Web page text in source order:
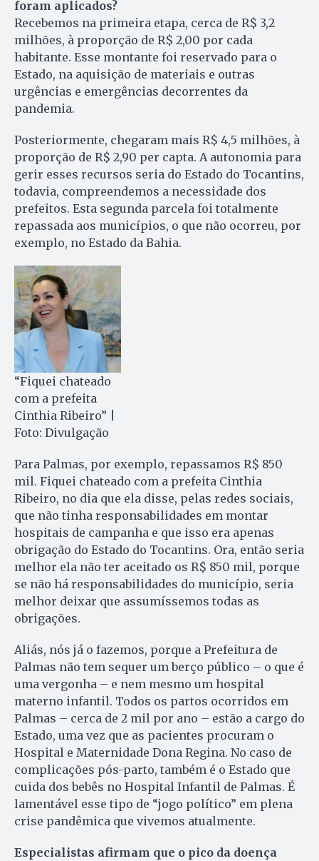
foram aplicados?
Recebemos na primeira etapa, cerca de R$ 3,2
milhões, à proporção de R$ 2,00 por cada
habitante. Esse montante foi reservado para o
Estado, na aquisição de materiais e outras
urgências e emergências decorrentes da
pandemia.
Posteriormente, chegaram mais R$ 4,5 milhões, à
proporção de R$ 2,90 per capta. A autonomia para
gerir esses recursos seria do Estado do Tocantins,
todavia, compreendemos a necessidade dos
prefeitos. Esta segunda parcela foi totalmente
repassada aos municípios, o que não ocorreu, por
exemplo, no Estado da Bahia.
“Fiquei chateado
com a prefeita
Cinthia Ribeiro” |
Foto: Divulgação
Para Palmas, por exemplo, repassamos R$ 850
mil. Fiquei chateado com a prefeita Cinthia
Ribeiro, no dia que ela disse, pelas redes sociais,
que não tinha responsabilidades em montar
hospitais de campanha e que isso era apenas
obrigação do Estado do Tocantins. Ora, então seria
melhor ela não ter aceitado os R$ 850 mil, porque
se não há responsabilidades do município, seria
melhor deixar que assumíssemos todas as
obrigações.
Aliás, nós já o fazemos, porque a Prefeitura de
Palmas não tem sequer um berço público – o que é
uma vergonha – e nem mesmo um hospital
materno infantil. Todos os partos ocorridos em
Palmas – cerca de 2 mil por ano – estão a cargo do
Estado, uma vez que as pacientes procuram o
Hospital e Maternidade Dona Regina. No caso de
complicações pós-parto, também é o Estado que
cuida dos bebês no Hospital Infantil de Palmas. É
lamentável esse tipo de “jogo político” em plena
crise pandêmica que vivemos atualmente.
Especialistas afirmam que o pico da doença